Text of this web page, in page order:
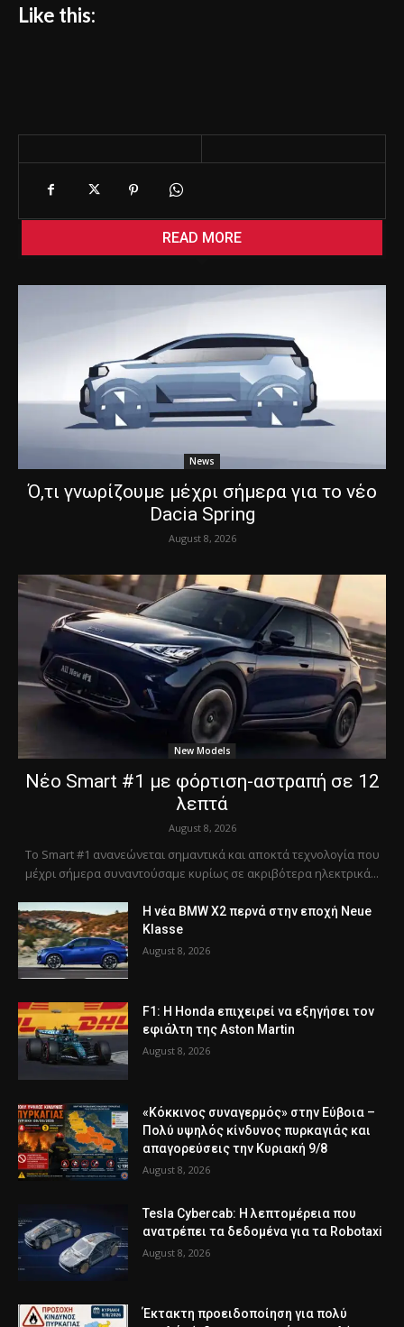
Like this:
READ MORE
News
Ό,τι γνωρίζουμε μέχρι σήμερα για το νέο
Dacia Spring
August 8, 2026
New Models
Νέο Smart #1 με φόρτιση-αστραπή σε 12
λεπτά
August 8, 2026
Το Smart #1 ανανεώνεται σημαντικά και αποκτά τεχνολογία που
μέχρι σήμερα συναντούσαμε κυρίως σε ακριβότερα ηλεκτρικά...
Η νέα BMW X2 περνά στην εποχή Neue
Klasse
August 8, 2026
F1: Η Honda επιχειρεί να εξηγήσει τον
εφιάλτη της Aston Martin
August 8, 2026
«Κόκκινος συναγερμός» στην Εύβοια –
Πολύ υψηλός κίνδυνος πυρκαγιάς και
απαγορεύσεις την Κυριακή 9/8
August 8, 2026
Tesla Cybercab: Η λεπτομέρεια που
ανατρέπει τα δεδομένα για τα Robotaxi
August 8, 2026
Έκτακτη προειδοποίηση για πολύ